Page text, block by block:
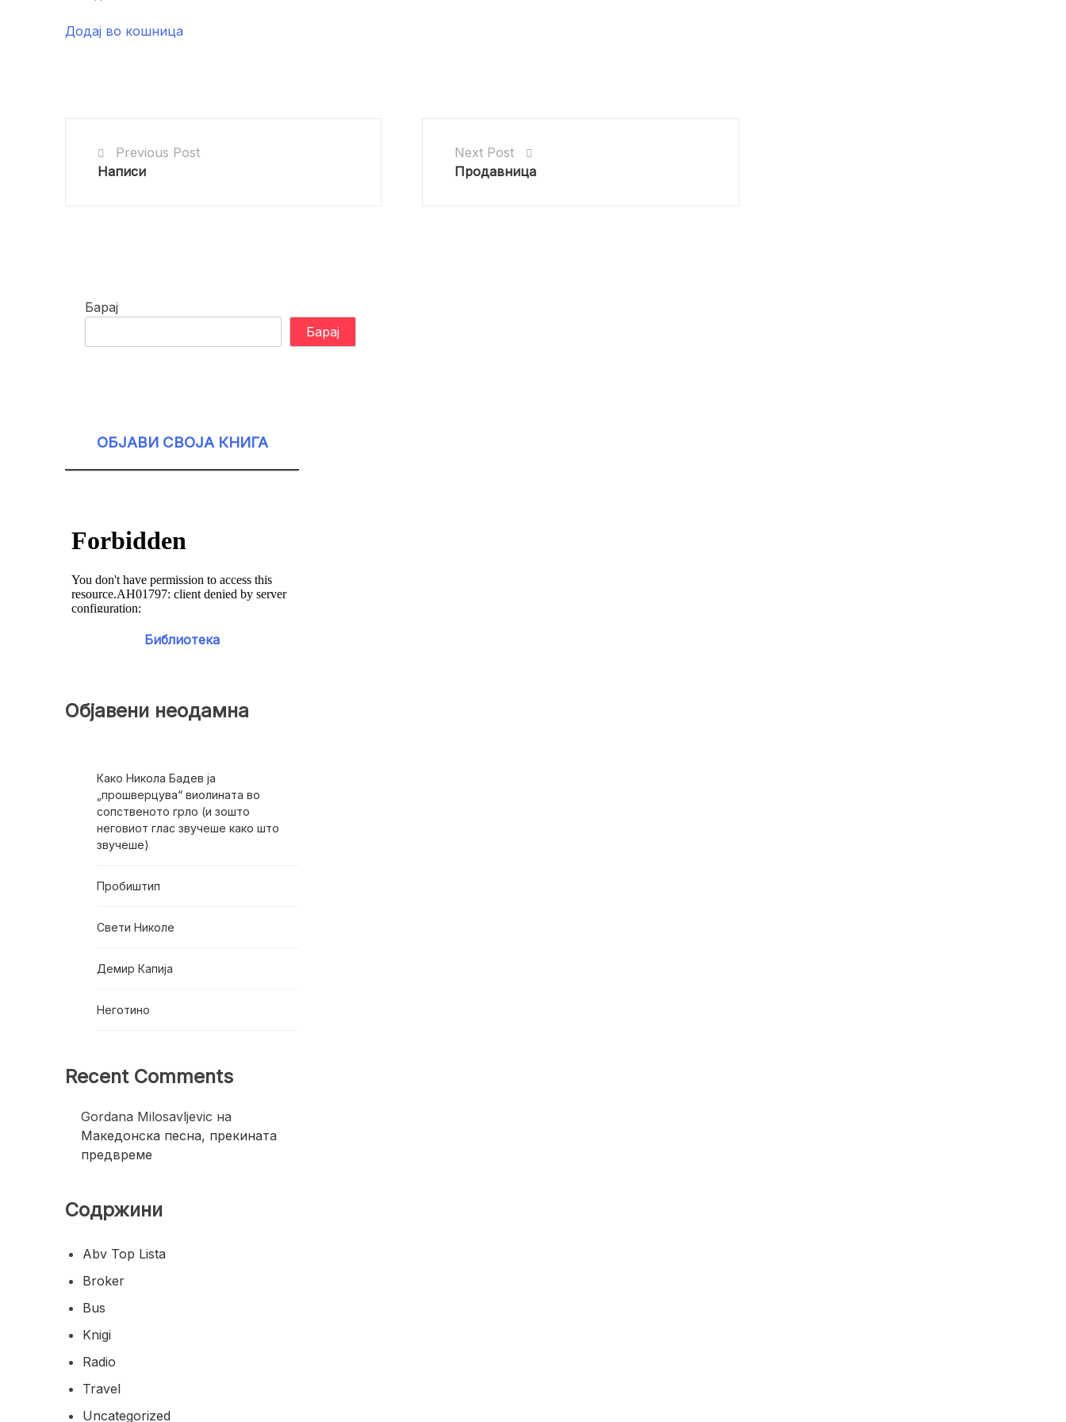
Додај во кошница
Previous Post
Написи
Next Post
Продавница
Барај
Барај
ОБЈАВИ СВОЈА КНИГА
Библиотека
Објавени неодамна
Како Никола Бадев ја
„прошверцува“ виолината во
сопственото грло (и зошто
неговиот глас звучеше како што
звучеше)
Пробиштип
Свети Николе
Демир Капија
Неготино
Recent Comments
Gordana Milosavljevic на
Македонска песна, прекината
предвреме
Содржини
Abv Top Lista
Broker
Bus
Knigi
Radio
Travel
Uncategorized